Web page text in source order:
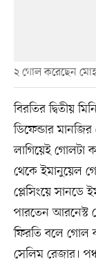
২ গোল করেছেন
বিরতির দ্বিতীয়
ডিফেন্ডার
লাগিয়েই গোলটা
থেকে ইমানুয়েল
প্লেসিংয়ে
পারতেন আরনেস্ট
ফিরতি বলে
সেলিম রেজার।